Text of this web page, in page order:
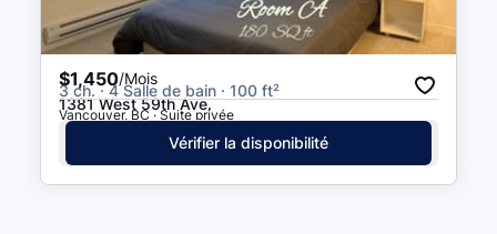
$1,450/Mois
3 ch. · 4 Salle de bain · 100 ft²
1381 West 59th Ave.
Vancouver, BC · Suite privée
Vérifier la disponibilité